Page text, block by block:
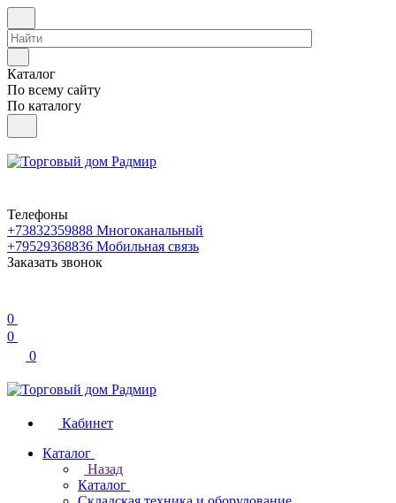
Каталог
По всему сайту
По каталогу
Телефоны
+73832359888 Многоканальный
+79529368836 Мобильная связь
Заказать звонок
0
0
0
Кабинет
Каталог
Назад
Каталог